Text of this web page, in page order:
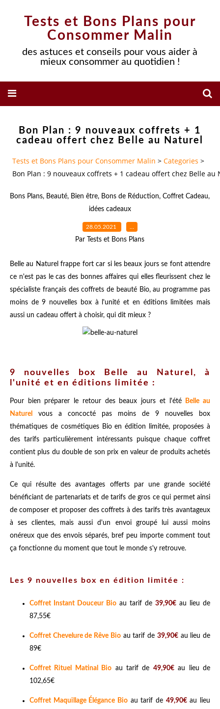
Tests et Bons Plans pour
Consommer Malin
des astuces et conseils pour vous aider à
mieux consommer au quotidien !
Bon Plan : 9 nouveaux coffrets + 1
cadeau offert chez Belle au Naturel
Tests et Bons Plans pour Consommer Malin > Categories >
Bon Plan : 9 nouveaux coffrets + 1 cadeau offert chez Belle au
Bons Plans, Beauté, Bien être, Bons de Réduction,Coffret Cadeau,
idées cadeaux
28.05.2021 …
Par Tests et Bons Plans
Belle au Naturel frappe fort car si les beaux jours se font attendre
ce n'est pas le cas des bonnes affaires qui elles fleurissent chez le
spécialiste français des coffrets de beauté Bio, au programme pas
moins de 9 nouvelles box à l'unité et en éditions limitées mais
aussi un cadeau offert à choisir, qui dit mieux ?
9 nouvelles box Belle au Naturel, à
l'unité et en éditions limitée :
Pour bien préparer le retour des beaux jours et l'été
Belle au
Naturel
vous a concocté pas moins de 9 nouvelles box
thématiques de cosmétiques Bio en édition limitée, proposées à
des tarifs particulièrement intéressants puisque chaque coffret
contient plus du double de son prix en valeur de produits achetés
à l'unité.
Ce qui résulte des avantages offerts par une grande société
bénéficiant de partenariats et de tarifs de gros ce qui permet ainsi
de composer et proposer des coffrets à des tarifs très avantageux
à ses clientes, mais aussi d'un envoi groupé lui aussi moins
onéreux que des envois séparés, bref peu importe comment tout
ça fonctionne du moment que tout le monde s'y retrouve.
Les 9 nouvelles box en édition limitée :
Coffret Instant Douceur Bio au tarif de 39,90€ au lieu de
87,55€
Coffret Chevelure de Rêve Bioau tarif de 39,90€au lieu de
89€
Coffret Rituel Matinal Bio au tarif de 49,90€au lieu de
102,65€
Coffret Maquillage Élégance Bio au tarif de 49,90€au lieu